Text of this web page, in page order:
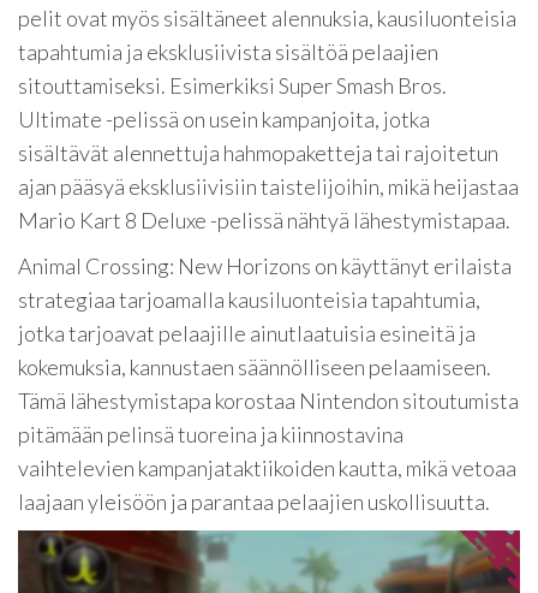
pelit ovat myös sisältäneet alennuksia, kausiluonteisia
tapahtumia ja eksklusiivista sisältöä pelaajien
sitouttamiseksi. Esimerkiksi Super Smash Bros.
Ultimate -pelissä on usein kampanjoita, jotka
sisältävät alennettuja hahmopaketteja tai rajoitetun
ajan pääsyä eksklusiivisiin taistelijoihin, mikä heijastaa
Mario Kart 8 Deluxe -pelissä nähtyä lähestymistapaa.
Animal Crossing: New Horizons on käyttänyt erilaista
strategiaa tarjoamalla kausiluonteisia tapahtumia,
jotka tarjoavat pelaajille ainutlaatuisia esineitä ja
kokemuksia, kannustaen säännölliseen pelaamiseen.
Tämä lähestymistapa korostaa Nintendon sitoutumista
pitämään pelinsä tuoreina ja kiinnostavina
vaihtelevien kampanjataktiikoiden kautta, mikä vetoaa
laajaan yleisöön ja parantaa pelaajien uskollisuutta.